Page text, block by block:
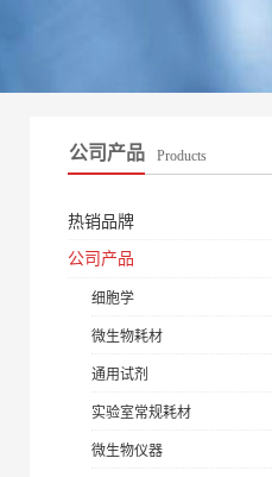
公司产品 Products
热销品牌
公司产品
细胞学
微生物耗材
通用试剂
实验室常规耗材
微生物仪器